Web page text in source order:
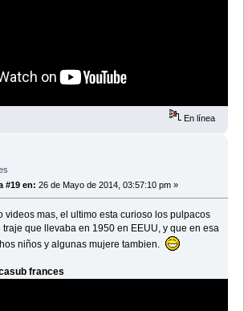
En línea
#19 en: 26 de Mayo de 2014, 03:57:10 pm »
videos mas, el ultimo esta curioso los pulpacos
que llevaba en 1950 en EEUU, y que en esa
niños y algunas mujere tambien.
frances